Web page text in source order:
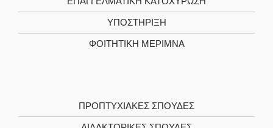
ΥΠΟΣΤΗΡΙΞΗ
ΦΟΙΤΗΤΙΚΗ ΜΕΡΙΜΝΑ
ΠΡΟΠΤΥΧΙΑΚΕΣ ΣΠΟΥΔΕΣ